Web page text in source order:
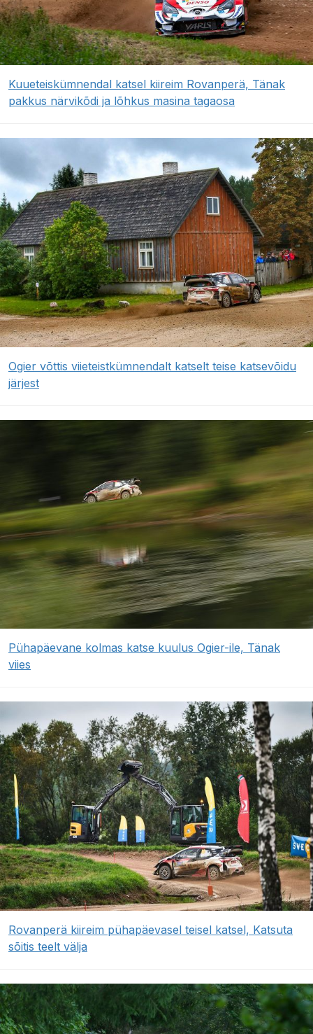
Kuueteiskümnendal katsel kiireim Rovanperä, Tänak
pakkus närvikõdi ja lõhkus masina tagaosa
Ogier võttis viieteistkümnendalt katselt teise katsevõidu
järjest
Pühapäevane kolmas katse kuulus Ogier-ile, Tänak
viies
Rovanperä kiireim pühapäevasel teisel katsel, Katsuta
sõitis teelt välja